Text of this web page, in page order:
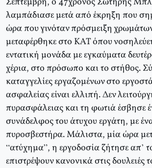
λαμπάδιασε μετά από έκρηξη που
ώρα που γινόταν πρόσμειξη
μεταφέρθηκε στο ΚΑΤ όπου
εντατική μονάδα με εγκαύματα
χέρια, στο πρόσωπο και το στήθος.
καταγγελίες εργαζομένων στο
ασφαλείας είναι ελλιπή. Δεν
πυρασφάλειας και τη φωτιά έσβησε
συνάδελφος του άτυχου εργάτη, με
πυροσβεστήρα. Μάλιστα, μία ώρα
“ατύχημα”, η εργοδοσία ζήτησε απ’
επιστρέψουν κανονικά στις δουλειές